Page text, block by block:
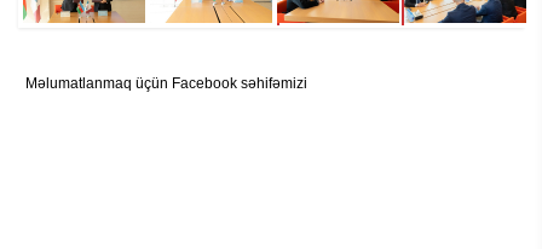
Məlumatlanmaq üçün Facebook səhifəmizi